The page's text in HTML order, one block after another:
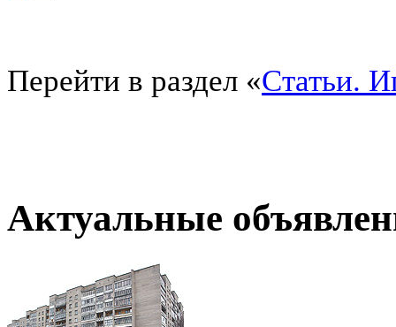
Перейти в раздел «Статьи.
Актуальные